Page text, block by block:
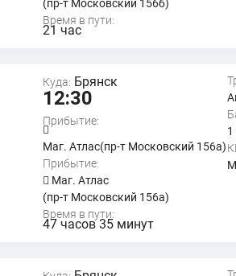
(пр-т Московский 156б)
Время в пути:
21 час
Куда: Брянск
12:30
Прибытие:
Маг. Атлас(пр-т Московский 156а)
Прибытие:
Маг. Атлас
(пр-т Московский 156а)
Время в пути:
47 часов 35 минут